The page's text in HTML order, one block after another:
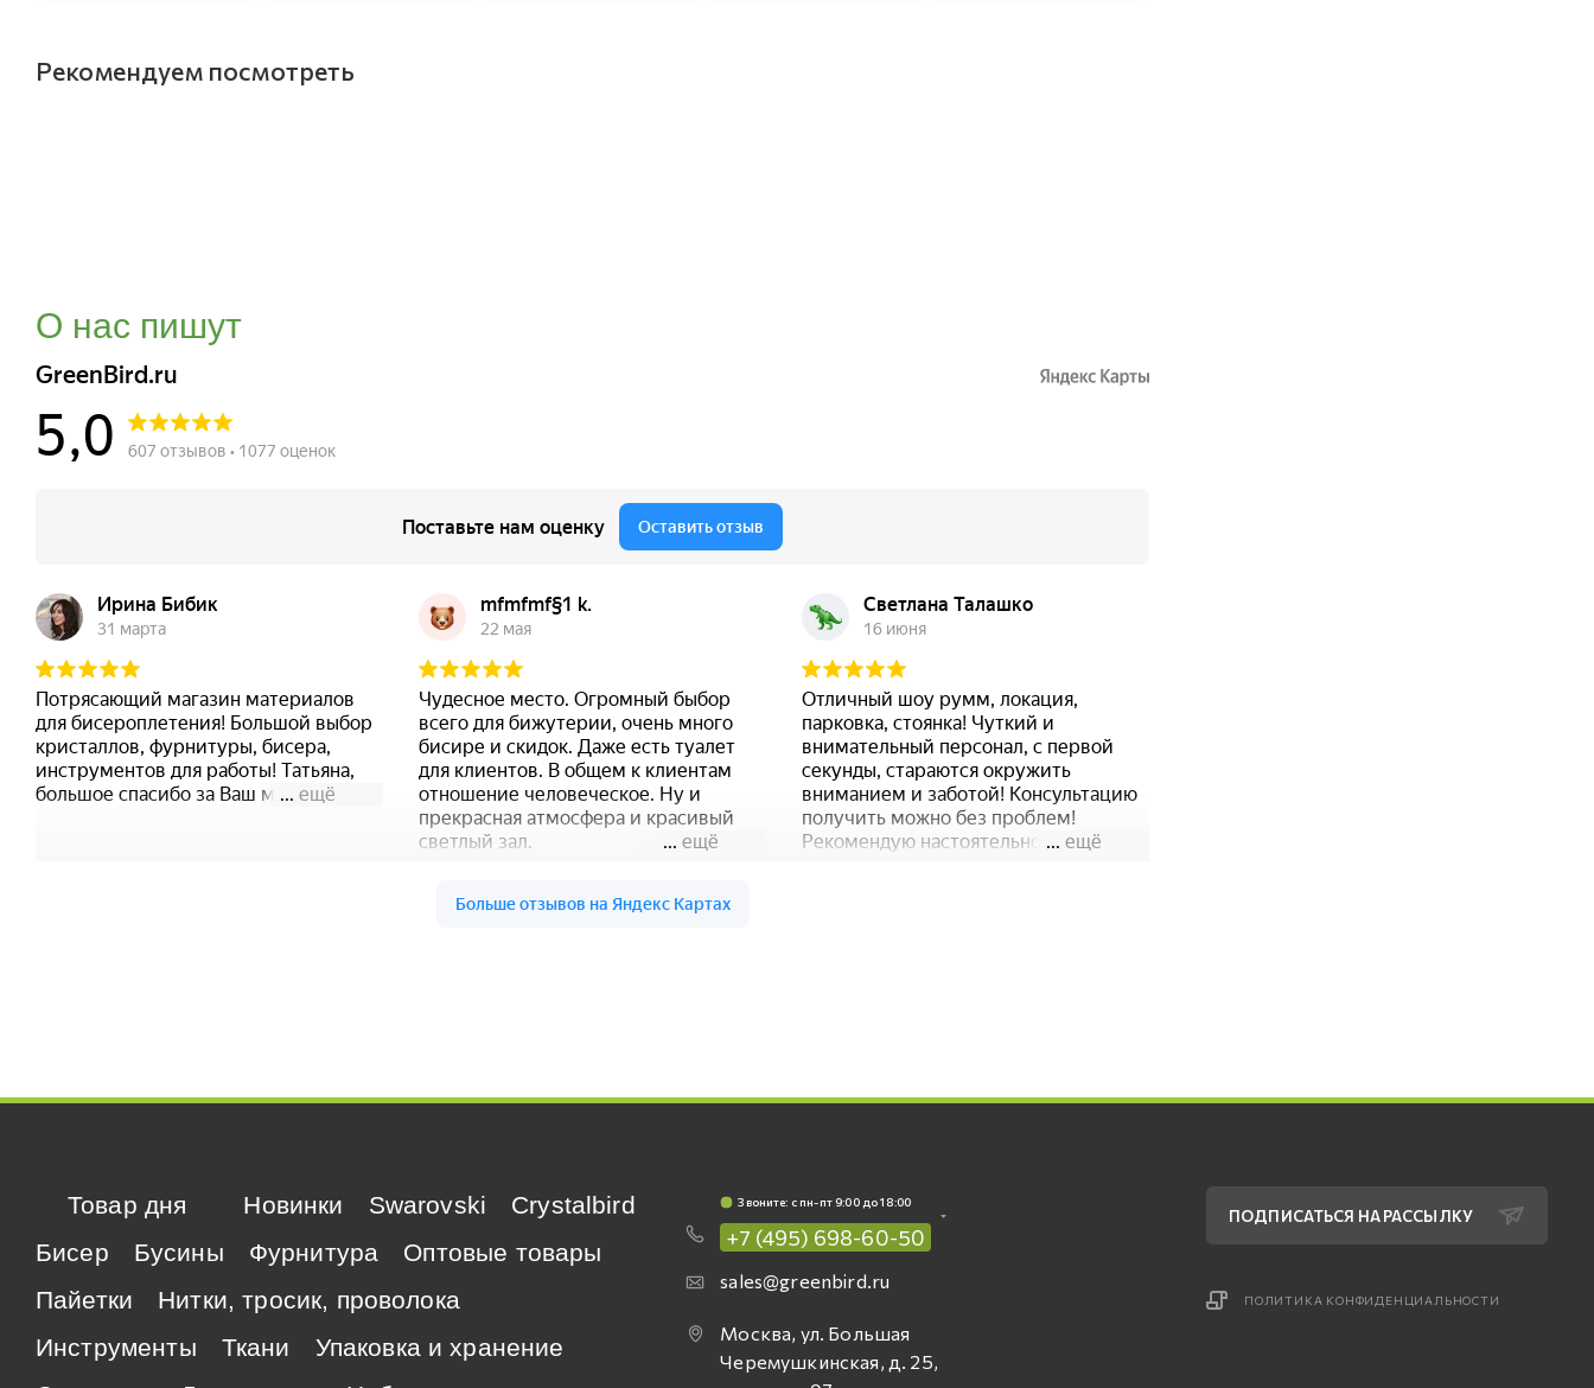
Рекомендуем посмотреть
О нас пишут
Товар дня Новинки Swarovski
Crystalbird
Бисер
Бусины Фурнитура
Оптовые товары
Пайетки
Нитки, тросик, проволока
Инструменты
Ткани
Упаковка и хранение
Звоните: c пн-пт 9:00 до 18:00
+7 (495) 698-60-50
sales@greenbird.ru
Москва, ул. Большая
Черемушкинская, д. 25,
ПОДПИСАТЬСЯ НА РАССЫЛКУ
ПОЛИТИКА КОНФИДЕНЦИАЛЬНОСТИ